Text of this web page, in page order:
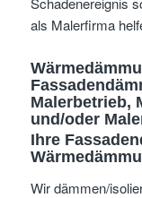
als Malerfirma
Malerbetrieb,
und/oder
Ihre
Wir dämmen/